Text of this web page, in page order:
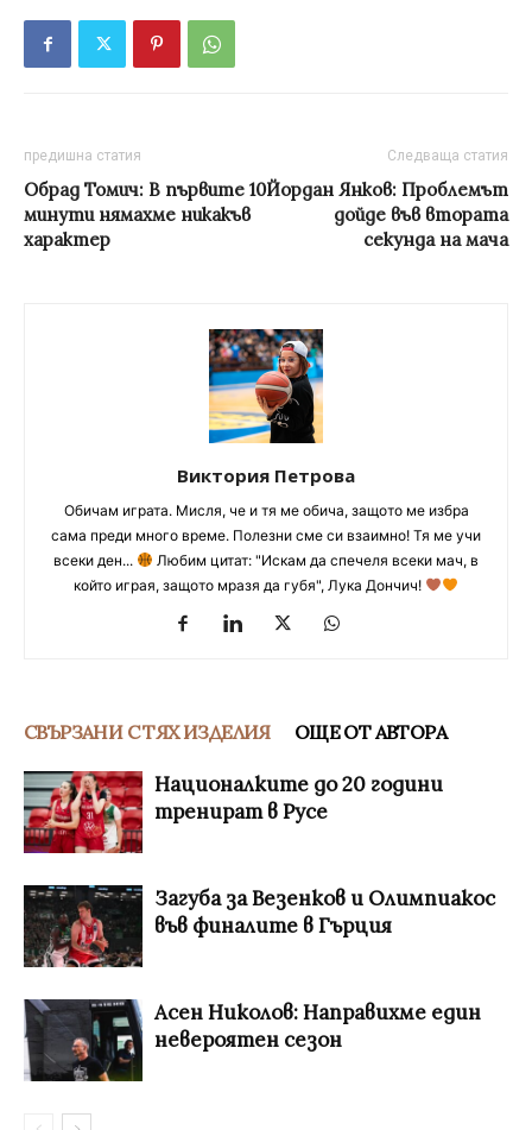
предишна статия
Обрад Томич: В първите 10
минути нямахме никакъв
характер
Следваща статия
Йордан Янков: Проблемът
дойде във втората
секунда на мача
Виктория Петрова
Обичам играта. Мисля, че и тя ме обича, защото ме избра
сама преди много време. Полезни сме си взаимно! Тя ме учи
всеки ден...
Любим цитат: "Искам да спечеля всеки мач, в
който играя, защото мразя да губя", Лука Дончич!
СВЪРЗАНИ С ТЯХ ИЗДЕЛИЯ ОЩЕ ОТ АВТОРА
Националките до 20 години
тренират в Русе
Загуба за Везенков и Олимпиакос
във финалите в Гърция
Асен Николов: Направихме един
невероятен сезон